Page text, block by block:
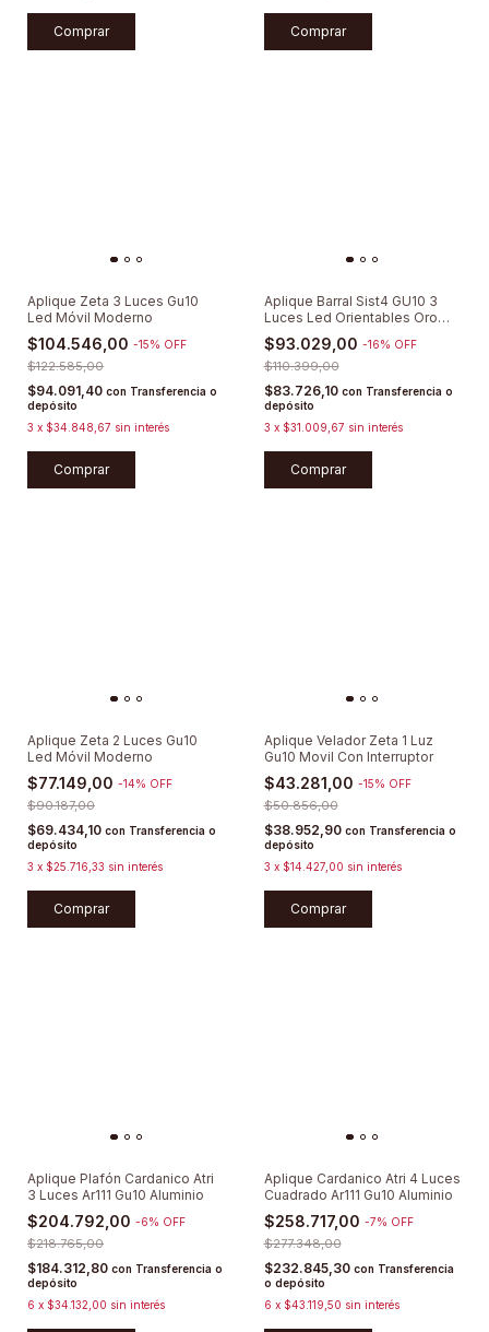
Comprar Comprar
Aplique Zeta 3 Luces Gu10
Led Móvil Moderno
$104.546,00 -15% OFF
$122.585,00
$94.091,40 con Transferencia o
depósito
3 x $34.848,67 sin interés
Comprar
Aplique Barral Sist4 GU10 3
Luces Led Orientables Oro
Antiguo
$93.029,00 -16% OFF
$110.399,00
$83.726,10 con Transferencia o
depósito
3 x $31.009,67 sin interés
Comprar
Aplique Zeta 2 Luces Gu10
Led Móvil Moderno
$77.149,00 -14% OFF
$90.187,00
$69.434,10 con Transferencia o
depósito
3 x $25.716,33 sin interés
Comprar
Aplique Velador Zeta 1 Luz
Gu10 Movil Con Interruptor
$43.281,00 -15% OFF
$50.856,00
$38.952,90 con Transferencia o
depósito
3 x $14.427,00 sin interés
Comprar
Aplique Plafón Cardanico Atri
3 Luces Ar111 Gu10 Aluminio
$204.792,00 -6% OFF
$218.765,00
$184.312,80 con Transferencia o
depósito
6 x $34.132,00 sin interés
Aplique Cardanico Atri 4 Luces
Cuadrado Ar111 Gu10 Aluminio
$258.717,00 -7% OFF
$277.348,00
$232.845,30 con Transferencia
o depósito
6 x $43.119,50 sin interés